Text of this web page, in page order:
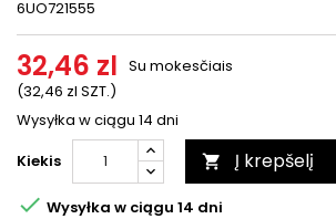
6UO721555
32,46 zl
(32,46 zl SZT.)
Su mokesčiais
Wysyłka w ciągu 14 dni
Kiekis
 Į krepšelį
 Wysyłka w ciągu 14 dni